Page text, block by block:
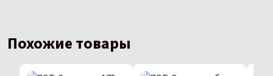
Похожие товары